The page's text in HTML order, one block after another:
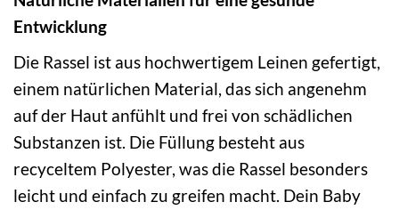
Entwicklung
Die Rassel ist aus hochwertigem Leinen gefertigt,
einem natürlichen Material, das sich angenehm
auf der Haut anfühlt und frei von schädlichen
Substanzen ist. Die Füllung besteht aus
recyceltem Polyester, was die Rassel besonders
leicht und einfach zu greifen macht. Dein Baby